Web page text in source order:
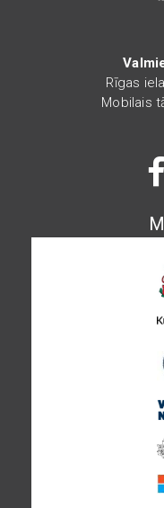
Rīgas
Mobilais